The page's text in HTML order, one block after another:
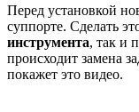
Перед установкой
суппорте. Сделать
инструмента, так и
происходит замена
покажет это видео.